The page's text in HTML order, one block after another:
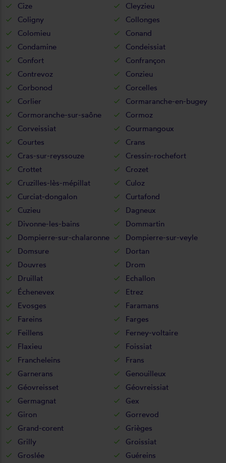
Cize
Cleyzieu
Coligny
Collonges
Colomieu
Conand
Condamine
Condeissiat
Confort
Confrançon
Contrevoz
Conzieu
Corbonod
Corcelles
Corlier
Cormaranche-en-bugey
Cormoranche-sur-saône
Cormoz
Corveissiat
Courmangoux
Courtes
Crans
Cras-sur-reyssouze
Cressin-rochefort
Crottet
Crozet
Cruzilles-lès-mépillat
Culoz
Curciat-dongalon
Curtafond
Cuzieu
Dagneux
Divonne-les-bains
Dommartin
Dompierre-sur-chalaronne
Dompierre-sur-veyle
Domsure
Dortan
Douvres
Drom
Druillat
Echallon
Échenevex
Etrez
Evosges
Faramans
Fareins
Farges
Feillens
Ferney-voltaire
Flaxieu
Foissiat
Francheleins
Frans
Garnerans
Genouilleux
Géovreisset
Géovreissiat
Germagnat
Gex
Giron
Gorrevod
Grand-corent
Grièges
Grilly
Groissiat
Groslée
Guéreins